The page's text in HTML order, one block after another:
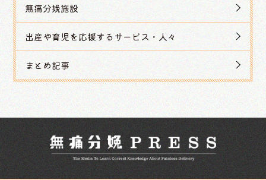
無痛分娩施設
出産や育児を応援するサービス・人々
まとめ記事